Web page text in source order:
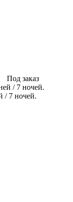
Под заказ
/ 7 ночей.